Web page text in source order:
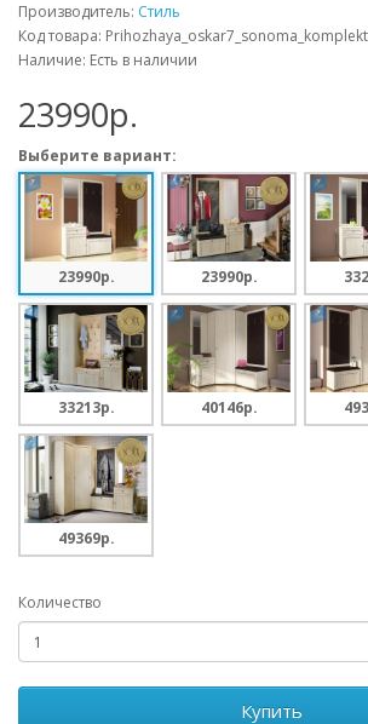
Производитель: Стиль
Код товара:
Наличие: Есть в наличии
23990p.
Выберите вариант:
23990p. 23990p.
33213p. 40146p.
49369p.
Количество
Купить